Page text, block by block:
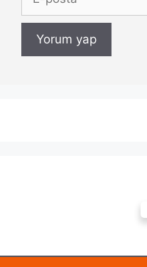
posta